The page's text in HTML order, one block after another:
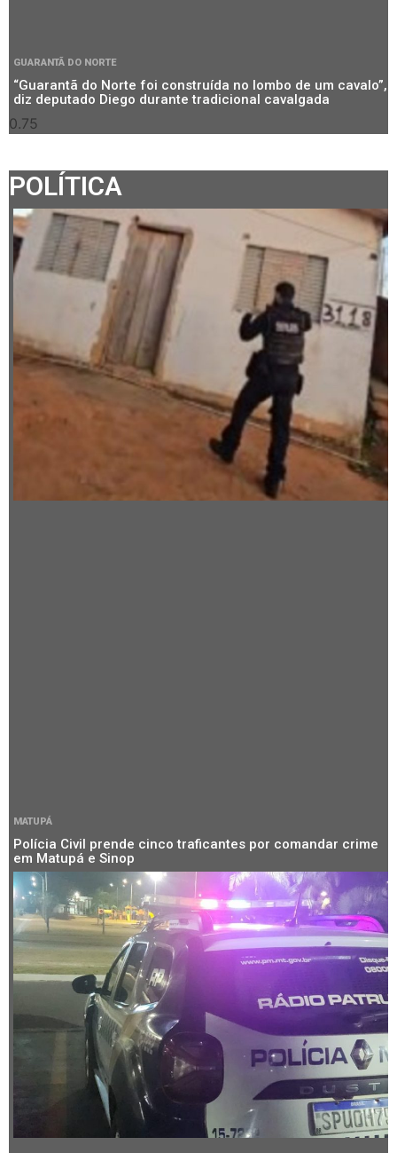
GUARANTÃ DO NORTE
“Guarantã do Norte foi construída no lombo de um cavalo”,
diz deputado Diego durante tradicional cavalgada
POLÍTICA
MATUPÁ
Polícia Civil prende cinco traficantes por comandar crime
em Matupá e Sinop